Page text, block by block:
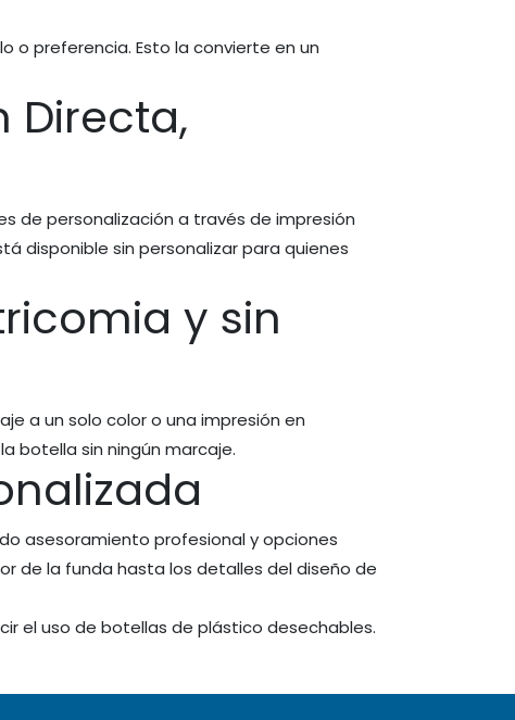
o preferencia. Esto la convierte en un
Directa,
de personalización a través de impresión
disponible sin personalizar para quienes
y sin
a un solo color o una impresión en
botella sin ningún marcaje.
asesoramiento profesional y opciones
de la funda hasta los detalles del diseño de
el uso de botellas de plástico desechables.